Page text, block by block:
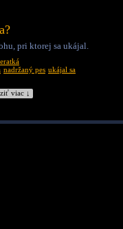
pri ktorej sa ukájal.
nadržaný pes ukájal sa
viac ↓